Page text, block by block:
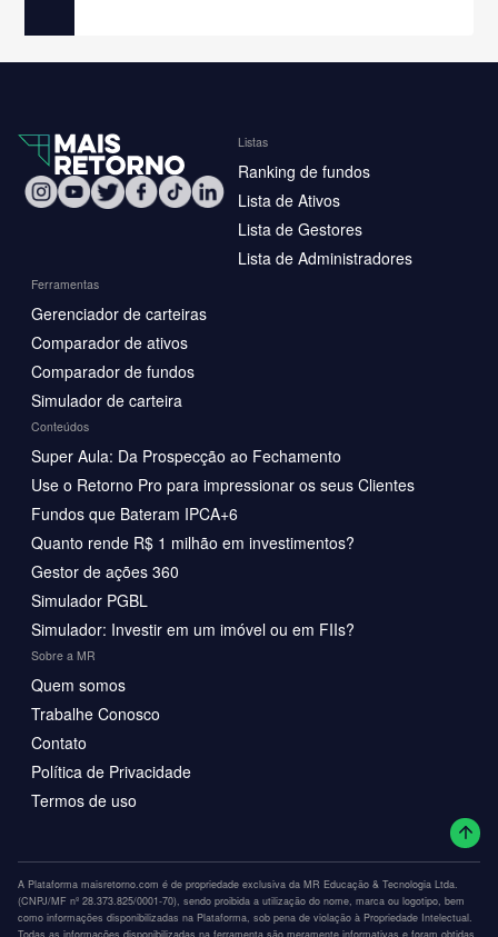
Listas
Ranking de fundos
Lista de Ativos
Lista de Gestores
Lista de Administradores
Ferramentas
Gerenciador de carteiras
Comparador de ativos
Comparador de fundos
Simulador de carteira
Conteúdos
Super Aula: Da Prospecção ao Fechamento
Use o Retorno Pro para impressionar os seus Clientes
Fundos que Bateram IPCA+6
Quanto rende R$ 1 milhão em investimentos?
Gestor de ações 360
Simulador PGBL
Simulador: Investir em um imóvel ou em FIIs?
Sobre a MR
Quem somos
Trabalhe Conosco
Contato
Política de Privacidade
Termos de uso
A Plataforma maisretorno.com é de propriedade exclusiva da MR Educação & Tecnologia Ltda.
(CNPJ/MF nº 28.373.825/0001-70), sendo proibida a utilização do nome, marca ou logotipo, bem
como informações disponibilizadas na Plataforma, sob pena de violação à Propriedade Intelectual.